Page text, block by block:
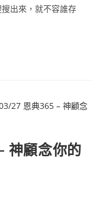
出來，就不容誰存
神顧念你的